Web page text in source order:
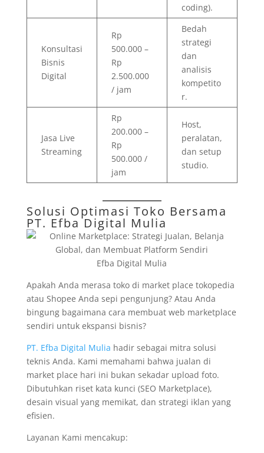
coding).
Konsultasi
Bisnis
Digital
Rp
500.000 –
Rp
2.500.000
/ jam
Bedah
strategi
dan
analisis
kompetito
r.
Jasa Live
Streaming
Rp
200.000 –
Rp
500.000 /
jam
Host,
peralatan,
dan setup
studio.
Solusi Optimasi Toko Bersama
PT. Efba Digital Mulia
Efba Digital Mulia
Apakah Anda merasa toko di market place tokopedia
atau Shopee Anda sepi pengunjung? Atau Anda
bingung bagaimana cara membuat web marketplace
sendiri untuk ekspansi bisnis?
PT. Efba Digital Mulia hadir sebagai mitra solusi
teknis Anda. Kami memahami bahwa jualan di
market place hari ini bukan sekadar upload foto.
Dibutuhkan riset kata kunci (SEO Marketplace),
desain visual yang memikat, dan strategi iklan yang
efisien.
Layanan Kami mencakup: